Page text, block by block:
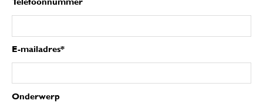
Telefoonnummer
E-mailadres*
Onderwerp